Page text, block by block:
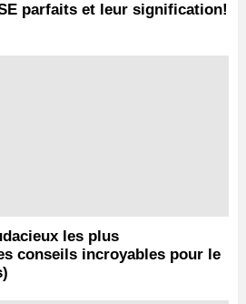
parfaits et leur signification!
les plus
conseils incroyables pour le